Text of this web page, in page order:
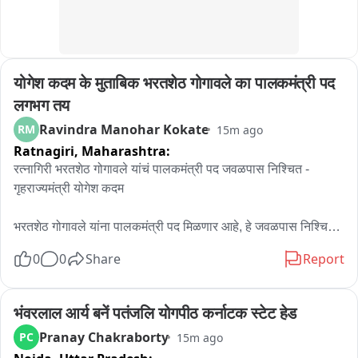
योगेश कदम के मुताबिक भरतशेठ गोगावले का पालकमंत्री पद
लगभग तय
RM Ravindra Manohar Kokate 15m ago
Ratnagiri, Maharashtra:
रत्नागिरी भरतशेठ गोगावले यांचं पालकमंत्री पद जवळपास निश्चित -
गृहराज्यमंत्री योगेश कदम
भरतशेठ गोगावले यांना पालकमंत्री पद मिळणार आहे, हे जवळपास निश्चित
गृहराज्यमंत्री योगेश कदम यांनी दिली आहे.. सच्चा शिवसैनिकाला न्याय
भरतशेठ यांच्यासोबत असल्याचं योगेश कदम यांनी म्हटलं आहे..
0 0 Share Report
भंवरलाल आर्य बनें पतंजलि योगपीठ कर्नाटक स्टेट हेड
PC Pranay Chakraborty 15m ago